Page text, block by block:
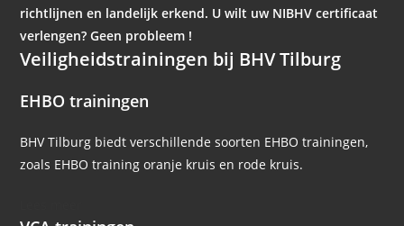
richtlijnen en landelijk erkend. U wilt uw NIBHV certificaat
verlengen? Geen probleem !
Veiligheidstrainingen bij BHV Tilburg
EHBO trainingen
BHV Tilburg biedt verschillende soorten EHBO trainingen,
zoals EHBO training oranje kruis en rode kruis.